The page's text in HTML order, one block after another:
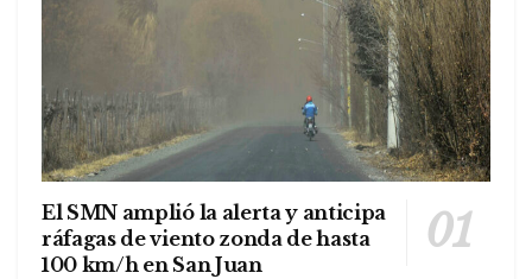
El SMN amplió la alerta y anticipa
ráfagas de viento zonda de hasta
100 km/h en San Juan